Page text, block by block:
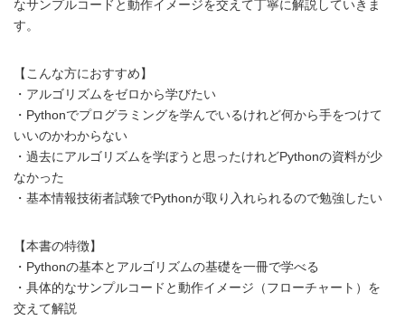
なサンプルコードと動作イメージを交えて丁寧に解説していきま
す。
【こんな方におすすめ】
・アルゴリズムをゼロから学びたい
・Pythonでプログラミングを学んでいるけれど何から手をつけて
いいのかわからない
・過去にアルゴリズムを学ぼうと思ったけれどPythonの資料が少
なかった
・基本情報技術者試験でPythonが取り入れられるので勉強したい
【本書の特徴】
・Pythonの基本とアルゴリズムの基礎を一冊で学べる
・具体的なサンプルコードと動作イメージ（フローチャート）を
交えて解説